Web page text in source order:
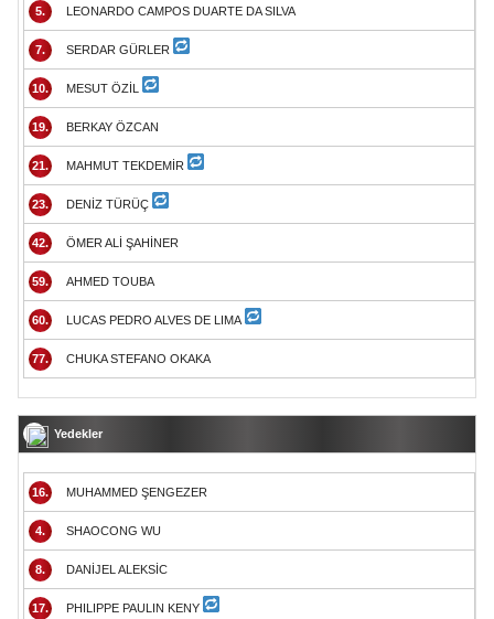
5. LEONARDO CAMPOS DUARTE DA SILVA
7. SERDAR GÜRLER
10. MESUT ÖZİL
19. BERKAY ÖZCAN
21. MAHMUT TEKDEMİR
23. DENİZ TÜRÜÇ
42. ÖMER ALİ ŞAHİNER
59. AHMED TOUBA
60. LUCAS PEDRO ALVES DE LIMA
77. CHUKA STEFANO OKAKA
Yedekler
16. MUHAMMED ŞENGEZER
4. SHAOCONG WU
8. DANİJEL ALEKSİC
17. PHILIPPE PAULIN KENY